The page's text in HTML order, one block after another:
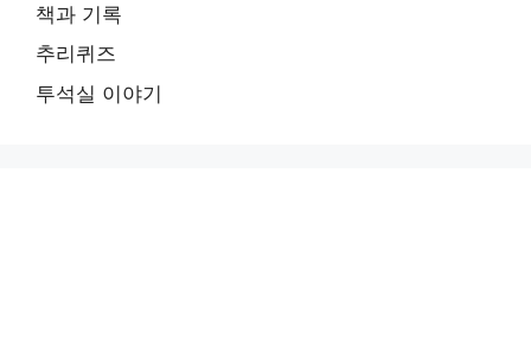
책과 기록
추리퀴즈
투석실 이야기